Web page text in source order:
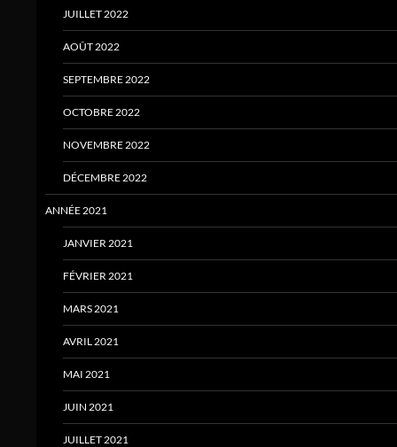
JUILLET 2022
AOÛT 2022
SEPTEMBRE 2022
OCTOBRE 2022
NOVEMBRE 2022
DÉCEMBRE 2022
ANNÉE 2021
JANVIER 2021
FÉVRIER 2021
MARS 2021
AVRIL 2021
MAI 2021
JUIN 2021
JUILLET 2021